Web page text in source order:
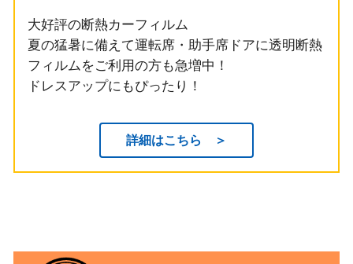
大好評の断熱カーフィルム
夏の猛暑に備えて運転席・助手席ドアに透明断熱
フィルムをご利用の方も急増中！
ドレスアップにもぴったり！
詳細はこちら ＞